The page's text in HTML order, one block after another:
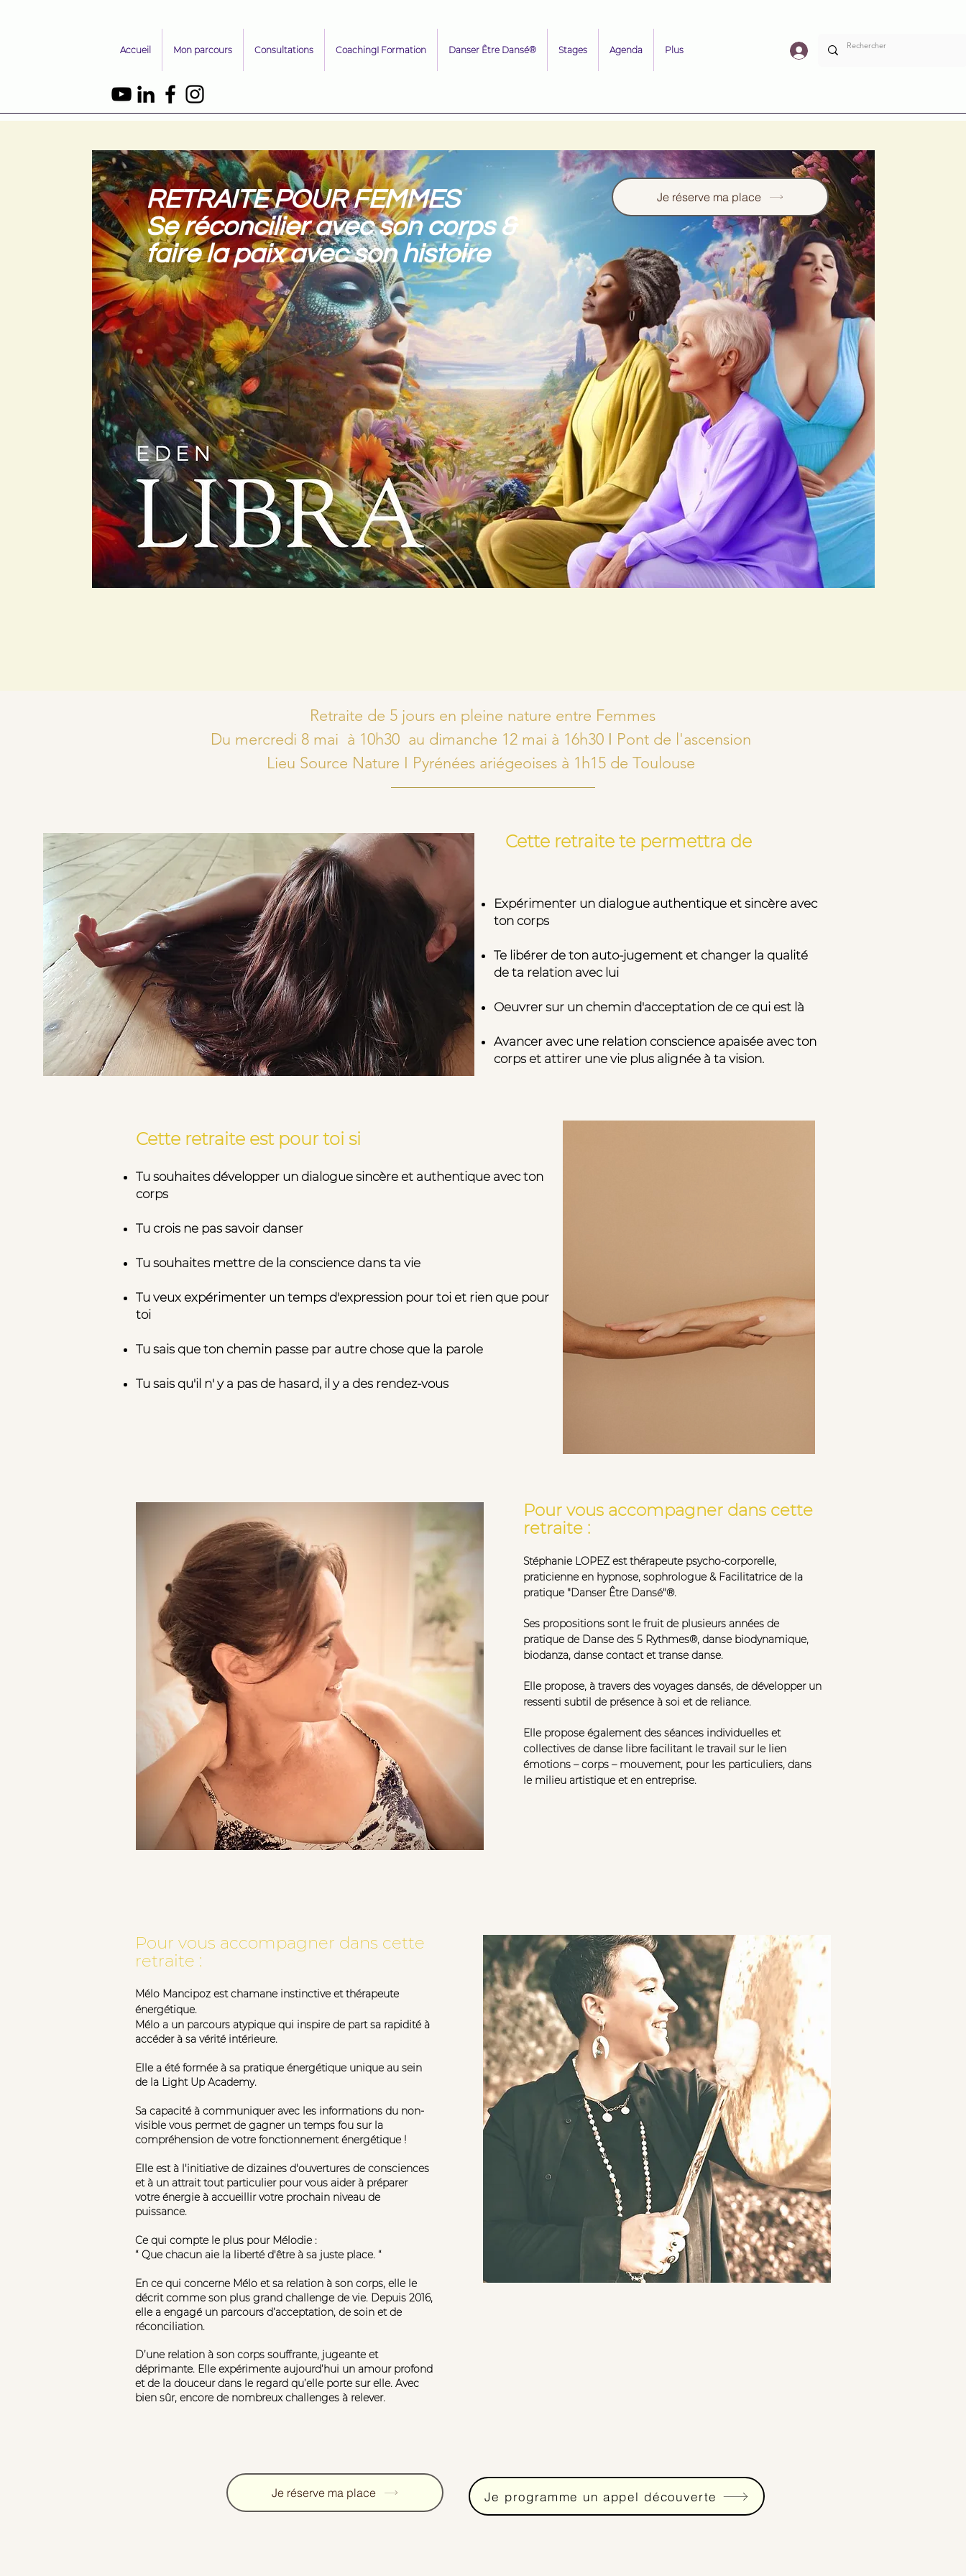
Accueil Mon parcours Consultations CoachingI Formation Danser Être Dansé® Stages Agenda Plus
RETRAITE POUR FEMMES
Se réconcilier avec son corps &
faire la paix avec son histoire
Je réserve ma place
Retraite de 5 jours en pleine nature entre Femmes
Du mercredi 8 mai à 10h30 au dimanche 12 mai à 16h30 I Pont de l'ascension
Lieu Source Nature I Pyrénées ariégeoises à 1h15 de Toulouse
Ce week-end immersion est pour toi si :
Cette retraite te permettra de
Expérimenter un dialogue authentique et sincère avec
ton corps
Te libérer de ton auto-jugement et changer la qualité
de ta relation avec lui
Oeuvrer sur un chemin d'acceptation de ce qui est là
Avancer avec une relation conscience apaisée avec ton
corps et attirer une vie plus alignée à ta vision.
Cette retraite est pour toi si
Tu souhaites développer un dialogue sincère et authentique avec ton
corps
Tu crois ne pas savoir danser
Tu souhaites mettre de la conscience dans ta vie
Tu veux expérimenter un temps d'expression pour toi et rien que pour
toi
Tu sais que ton chemin passe par autre chose que la parole
Tu sais qu'il n' y a pas de hasard, il y a des rendez-vous
Programmer un appel découverte
Programmer un appel découverte
Pour vous accompagner dans cette
retraite :
Stéphanie LOPEZ est thérapeute psycho-corporelle,
praticienne en hypnose, sophrologue & Facilitatrice de la
pratique "Danser Être Dansé"®.
Ses propositions sont le fruit de plusieurs années de
pratique de Danse des 5 Rythmes®, danse biodynamique,
biodanza, danse contact et transe danse.
Elle propose, à travers des voyages dansés, de développer un
ressenti subtil de présence à soi et de reliance.
Elle propose également des séances individuelles et
collectives de danse libre facilitant le travail sur le lien
émotions – corps – mouvement, pour les particuliers, dans
le milieu artistique et en entreprise.
Pour vous accompagner dans cette
retraite :
Mélo Mancipoz est chamane instinctive et thérapeute
énergétique.
Mélo a un parcours atypique qui inspire de part sa rapidité à
accéder à sa vérité intérieure.
Elle a été formée à sa pratique énergétique unique au sein
de la Light Up Academy.
Sa capacité à communiquer avec les informations du non-
visible vous permet de gagner un temps fou sur la
compréhension de votre fonctionnement énergétique !
Elle est à l'initiative de dizaines d'ouvertures de consciences
et à un attrait tout particulier pour vous aider à préparer
votre énergie à accueillir votre prochain niveau de
puissance.
Ce qui compte le plus pour Mélodie :
“ Que chacun aie la liberté d'être à sa juste place. “
En ce qui concerne Mélo et sa relation à son corps, elle le
décrit comme son plus grand challenge de vie. Depuis 2016,
elle a engagé un parcours d’acceptation, de soin et de
réconciliation.
D’une relation à son corps souffrante, jugeante et
déprimante. Elle expérimente aujourd’hui un amour profond
et de la douceur dans le regard qu’elle porte sur elle. Avec
bien sûr, encore de nombreux challenges à relever.
Je réserve ma place Je programme un appel découverte